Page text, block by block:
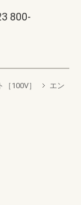
800-
100V］
エン